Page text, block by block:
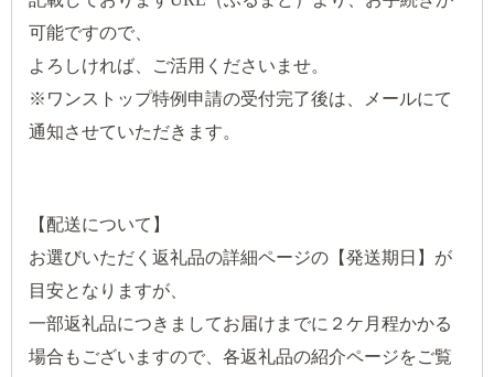
可能ですので、
よろしければ、ご活用くださいませ。
※ワンストップ特例申請の受付完了後は、メールにて
通知させていただきます。
【配送について】
お選びいただく返礼品の詳細ページの【発送期日】が
目安となりますが、
一部返礼品につきましてお届けまでに２ケ月程かかる
場合もございますので、各返礼品の紹介ページをご覧